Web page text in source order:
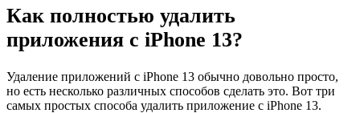
Как полностью удалить
приложения с iPhone 13?
Удаление приложений с iPhone 13 обычно довольно просто,
но есть несколько различных способов сделать это. Вот три
самых простых способа удалить приложение с iPhone 13.